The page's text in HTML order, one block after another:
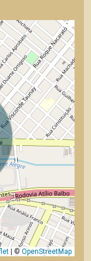
© OpenStreetMap